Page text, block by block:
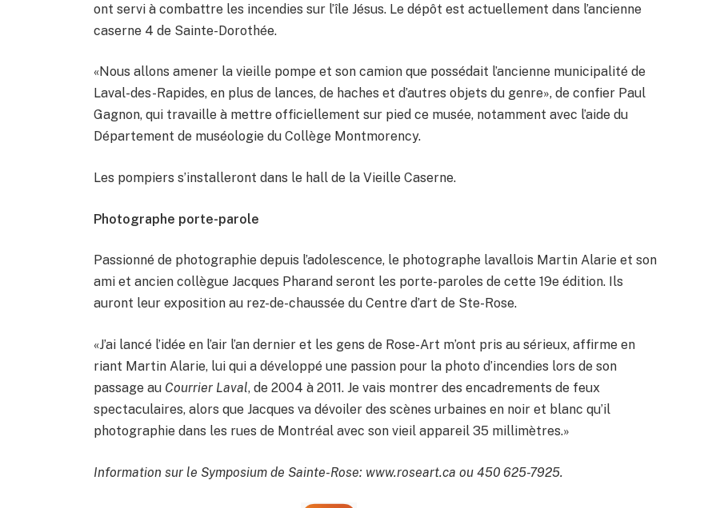
ont servi à combattre les incendies sur l’île Jésus. Le dépôt est actuellement dans l’ancienne
caserne 4 de Sainte-Dorothée.
«Nous allons amener la vieille pompe et son camion que possédait l’ancienne municipalité de
Laval-des-Rapides, en plus de lances, de haches et d’autres objets du genre», de confier Paul
Gagnon, qui travaille à mettre officiellement sur pied ce musée, notamment avec l’aide du
Département de muséologie du Collège Montmorency.
Les pompiers s’installeront dans le hall de la Vieille Caserne.
Photographe porte-parole
Passionné de photographie depuis l’adolescence, le photographe lavallois Martin Alarie et son
ami et ancien collègue Jacques Pharand seront les porte-paroles de cette 19e édition. Ils
auront leur exposition au rez-de-chaussée du Centre d’art de Ste-Rose.
«J’ai lancé l’idée en l’air l’an dernier et les gens de Rose-Art m’ont pris au sérieux, affirme en
riant Martin Alarie, lui qui a développé une passion pour la photo d’incendies lors de son
passage au Courrier Laval, de 2004 à 2011. Je vais montrer des encadrements de feux
spectaculaires, alors que Jacques va dévoiler des scènes urbaines en noir et blanc qu’il
photographie dans les rues de Montréal avec son vieil appareil 35 millimètres.»
Information sur le Symposium de Sainte-Rose: www.roseart.ca ou 450 625-7925.